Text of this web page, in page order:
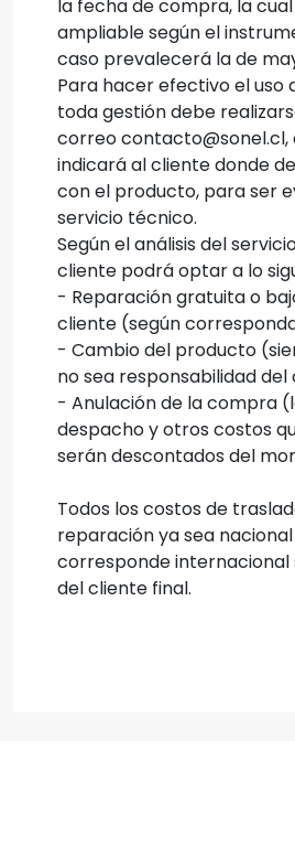
la fecha de compra, la
ampliable según el
caso prevalecerá la de
Para hacer efectivo el uso
toda gestión debe
correo contacto@sonel.cl,
indicará al cliente donde
con el producto, para ser
servicio técnico.
Según el análisis del
cliente podrá optar a lo
- Reparación gratuita o
cliente (según
- Cambio del producto
no sea responsabilidad del
- Anulación de la compra
despacho y otros costos
serán descontados del
Todos los costos de
reparación ya sea nacional
corresponde internacional
del cliente final.